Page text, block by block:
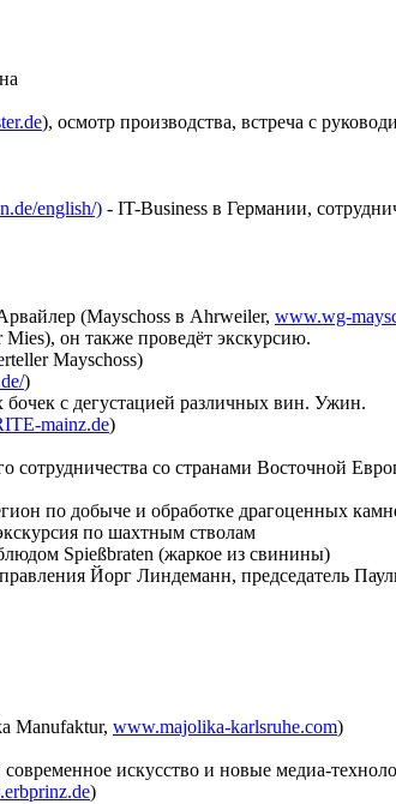
), осмотр производства, встреча с
english/) - IT-Business в Германии,
(Mayschoss в Ahrweiler, www.wg-
он также проведёт экскурсию.
Mayschoss)
)
с дегустацией различных вин. Ужин.
mainz.de)
сотрудничества со странами Восточной
по добыче и обработке драгоценных
по шахтным стволам
Spießbraten (жаркое из свинины)
Йорг Линдеманн, председатель
Manufaktur, www.majolika-karlsruhe.com)
искусство и новые медиа-
)